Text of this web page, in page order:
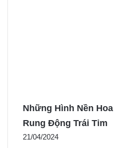
Những Hình Nền
Rung Động Trái Tim
21/04/2024